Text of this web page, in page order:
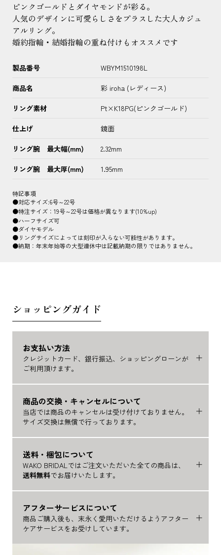
ピンクゴールドとダイヤモンドが彩る。
人気のデザインに可愛らしさをプラスした大人カジュ
アルリング。
婚約指輪・結婚指輪の重ね付けもオススメです
製品番号 WBYM1510198L
商品名 彩 iroha (レディース)
リング素材 Pt×K18PG(ピンクゴールド)
仕上げ 鏡面
リング腕 最大幅(mm) 2.32mm
リング腕 最大厚(mm) 1.95mm
特記事項
●対応サイズ:6号～22号
●特注サイズ：19号～22号は価格が異なります(10%up)
●ハーフサイズ可
●ダイヤモデル
●リングサイズによっては刻印が入らない可能性があります。
●納期：年末年始等の大型連休中は記載納期の限りではありません。
ショッピングガイド
お支払い方法
クレジットカード、銀行振込、ショッピングローンが
ご利用頂けます。
商品の交換・キャンセルについて
当店では商品のキャンセルは受け付けておりません。
サイズ交換は無償で行っております。
送料・梱包について
WAKO BRIDALではご注文いただいた全ての商品は、
送料無料でお届けいたします。
アフターサービスについて
商品ご購入後も、末永く愛用いただけるようアフター
ケアサービスをお受けしています。